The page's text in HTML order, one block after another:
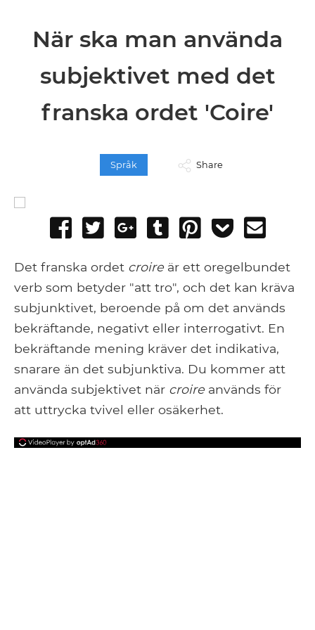
När ska man använda
subjektivet med det
franska ordet 'Coire'
Språk Share
Share
Facebook
Tweet
Share
Google+
Post
Tumblr
Pin
Add
Pocket
Det franska ordet croire är ett oregelbundet
verb som betyder "att tro", och det kan kräva
subjunktivet, beroende på om det används
bekräftande, negativt eller interrogativt. En
bekräftande mening kräver det indikativa,
snarare än det subjunktiva. Du kommer att
använda subjektivet när croire används för
att uttrycka tvivel eller osäkerhet.